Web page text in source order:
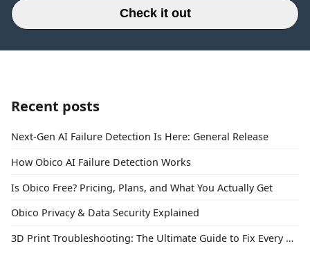
Check it out
Recent posts
Next-Gen AI Failure Detection Is Here: General Release
How Obico AI Failure Detection Works
Is Obico Free? Pricing, Plans, and What You Actually Get
Obico Privacy & Data Security Explained
3D Print Troubleshooting: The Ultimate Guide to Fix Every Common Problem [2026]